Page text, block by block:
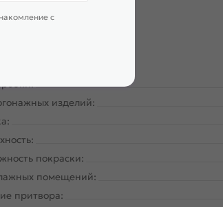
изделий:
покраски:
помещений:
притвора:
c